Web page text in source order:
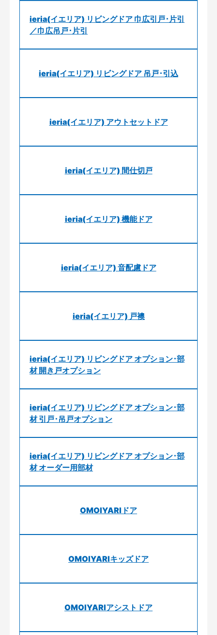
ieria(イエリア) リビングドア 巾広引戸･片引
／巾広吊戸･片引
ieria(イエリア) リビングドア 吊戸･引込
ieria(イエリア) アウトセットドア
ieria(イエリア) 間仕切戸
ieria(イエリア) 機能ドア
ieria(イエリア) 音配慮ドア
ieria(イエリア) 戸襖
ieria(イエリア) リビングドア オプション･部
材 開き戸オプション
ieria(イエリア) リビングドア オプション･部
材 引戸･吊戸オプション
ieria(イエリア) リビングドア オプション･部
材 オーダー用部材
OMOIYARIドア
OMOIYARIキッズドア
OMOIYARIアシストドア